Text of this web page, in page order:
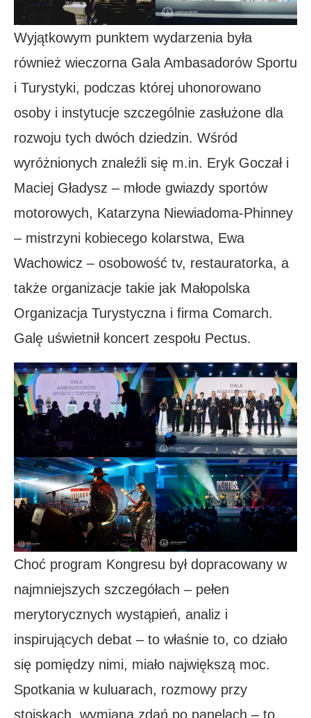
Wyjątkowym punktem wydarzenia była
również wieczorna Gala Ambasadorów Sportu
i Turystyki, podczas której uhonorowano
osoby i instytucje szczególnie zasłużone dla
rozwoju tych dwóch dziedzin. Wśród
wyróżnionych znaleźli się m.in. Eryk Goczał i
Maciej Gładysz – młode gwiazdy sportów
motorowych, Katarzyna Niewiadoma-Phinney
– mistrzyni kobiecego kolarstwa, Ewa
Wachowicz – osobowość tv, restauratorka, a
także organizacje takie jak Małopolska
Organizacja Turystyczna i firma Comarch.
Galę uświetnił koncert zespołu Pectus.
Choć program Kongresu był dopracowany w
najmniejszych szczegółach – pełen
merytorycznych wystąpień, analiz i
inspirujących debat – to właśnie to, co działo
się pomiędzy nimi, miało największą moc.
Spotkania w kuluarach, rozmowy przy
stoiskach, wymiana zdań po panelach – to